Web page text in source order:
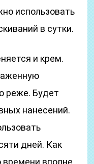
использовать
в сутки.
и крем.
реже. Будет
нанесений.
дней. Как
времени вполне